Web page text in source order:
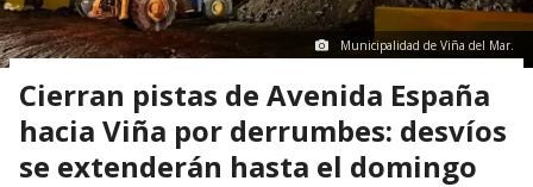
Municipalidad de Viña del Mar.
Cierran pistas de Avenida España
hacia Viña por derrumbes: desvíos
se extenderán hasta el domingo